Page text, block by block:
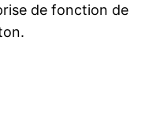
de fonction de